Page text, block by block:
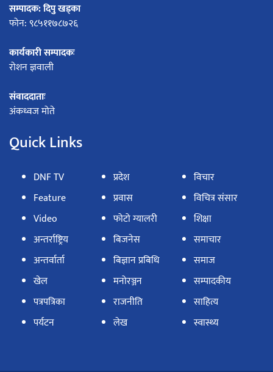
सम्पादक: दिपु खड्का
फोन: ९८५११७८७२६
कार्यकारी सम्पादकः
रोशन ज्ञवाली
संवाददाताः
अंकध्वज मोते
Quick Links
DNF TV
Feature
Video
अन्तर्राष्ट्रिय
अन्तर्वार्ता
खेल
पत्रपत्रिका
पर्यटन
प्रदेश
प्रवास
फोटो ग्यालरी
बिजनेस
बिज्ञान प्रबिधि
मनोरञ्जन
राजनीति
लेख
विचार
विचित्र संसार
शिक्षा
समाचार
समाज
सम्पादकीय
साहित्य
स्वास्थ्य